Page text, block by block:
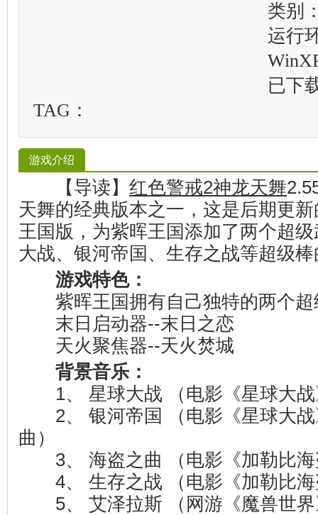
类别
运行
已下
TAG：
游戏介绍
【导读】 红色警戒2神龙天舞
天舞的经典版本之一，这是后期更
王国版，为紫晖王国添加了两个超
大战、银河帝国、生存之战等超级
游戏特色：
紫晖王国拥有自己独特的两个超
末日启动器--末日之恋
天火聚焦器--天火焚城
背景音乐：
1、 星球大战 （电影《星球大战
2、 银河帝国 （电影《星球大战
曲）
3、 海盗之曲 （电影《加勒比海
4、 生存之战 （电影《加勒比海
5、 艾泽拉斯 （网游《魔兽世界